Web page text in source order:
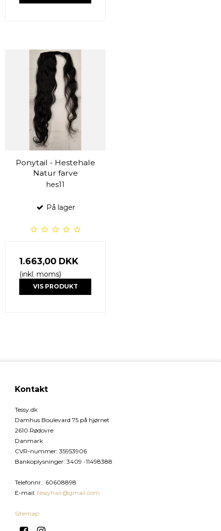
Ponytail - Hestehale
Natur farve
hes11
På lager
1.663,00 DKK
(inkl. moms)
VIS PRODUKT
Kontakt
Tessy.dk
Damhus Boulevard 75 på hjørnet
2610 Rødovre
Danmark
CVR-nummer: 35953906
Bankoplysninger: 3409 -11498388
Telefonnr. : 60608898
E-mail: tessyhair@gmail.com
Sitemap